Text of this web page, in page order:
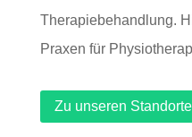
Therapiebehandlung.
Praxen für
Zu unseren